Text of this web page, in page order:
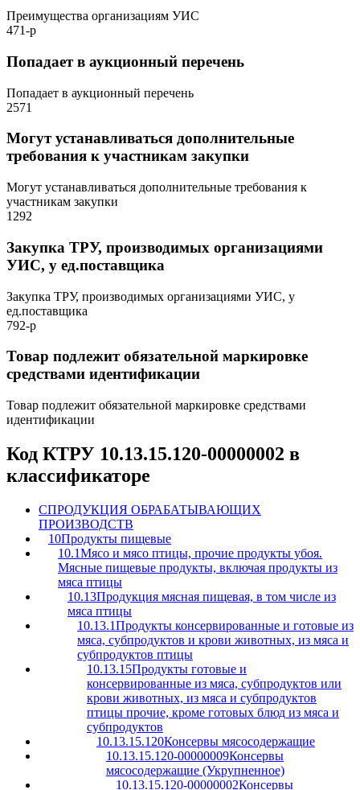
Преимущества организациям УИС
471-р
Попадает в аукционный перечень
Попадает в аукционный перечень
2571
Могут устанавливаться дополнительные
требования к участникам закупки
Могут устанавливаться дополнительные требования к
участникам закупки
1292
Закупка ТРУ, производимых организациями
УИС, у ед.поставщика
Закупка ТРУ, производимых организациями УИС, у
ед.поставщика
792-р
Товар подлежит обязательной маркировке
средствами идентификации
Товар подлежит обязательной маркировке средствами
идентификации
Код КТРУ 10.13.15.120-00000002 в
классификаторе
CПРОДУКЦИЯ ОБРАБАТЫВАЮЩИХ
ПРОИЗВОДСТВ
10Продукты пищевые
10.1Мясо и мясо птицы, прочие продукты убоя.
Мясные пищевые продукты, включая продукты из
мяса птицы
10.13Продукция мясная пищевая, в том числе из
мяса птицы
10.13.1Продукты консервированные и готовые из
мяса, субпродуктов и крови животных, из мяса и
субпродуктов птицы
10.13.15Продукты готовые и
консервированные из мяса, субпродуктов или
крови животных, из мяса и субпродуктов
птицы прочие, кроме готовых блюд из мяса и
субпродуктов
10.13.15.120Консервы мясосодержащие
10.13.15.120-00000009Консервы
мясосодержащие (Укрупненное)
10.13.15.120-00000002Консервы